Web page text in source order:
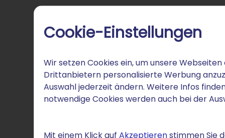
Cookie-Einstellungen
Wir setzen Cookies ein, um unsere
Drittanbietern personalisierte Werbung
Auswahl jederzeit ändern. Weitere Infos
notwendige Cookies werden auch bei der
Mit einem Klick aufAkzeptierenstimmen Sie